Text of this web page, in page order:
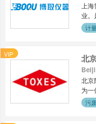
上海
业。
业现
余
研
梦，
计
VIP 北
北京
为
国内
品
污